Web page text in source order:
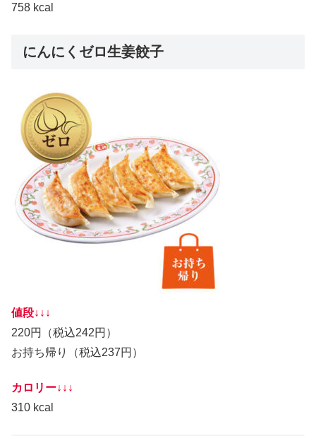
758 kcal
にんにくゼロ生姜餃子
値段↓↓↓
220円（税込242円）
お持ち帰り（税込237円）
カロリー↓↓↓
310 kcal